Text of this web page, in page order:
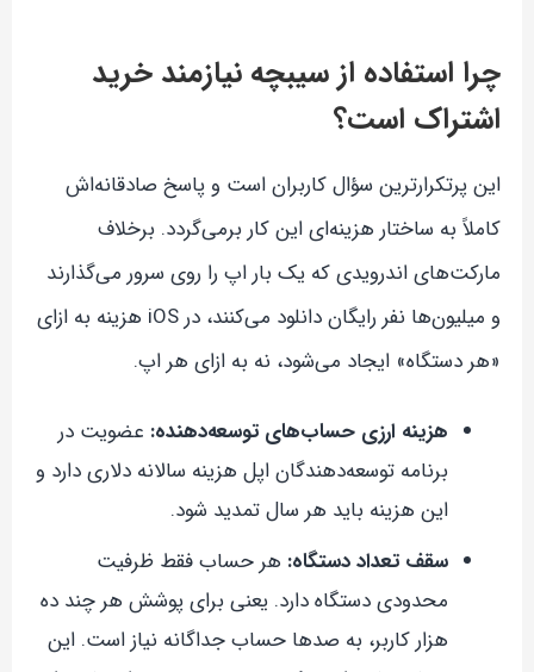
چرا استفاده از سیبچه نیازمند خرید
اشتراک است؟
این پرتکرارترین سؤال کاربران است و پاسخ صادقانه‌اش
کاملاً به ساختار هزینه‌ای این کار برمی‌گردد. برخلاف
مارکت‌های اندرویدی که یک بار اپ را روی سرور می‌گذارند
و میلیون‌ها نفر رایگان دانلود می‌کنند، در iOS هزینه به ازای
«هر دستگاه» ایجاد می‌شود، نه به ازای هر اپ.
هزینه ارزی حساب‌های توسعه‌دهنده: عضویت در
برنامه توسعه‌دهندگان اپل هزینه سالانه دلاری دارد و
این هزینه باید هر سال تمدید شود.
سقف تعداد دستگاه: هر حساب فقط ظرفیت
محدودی دستگاه دارد. یعنی برای پوشش هر چند ده
هزار کاربر، به صدها حساب جداگانه نیاز است. این